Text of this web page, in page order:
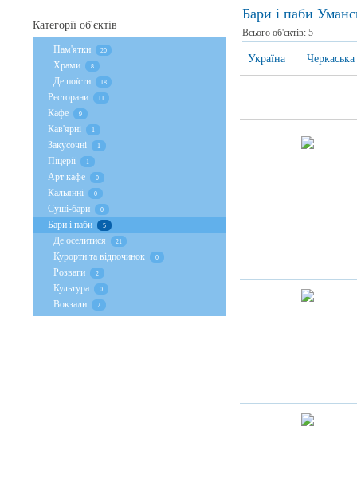
Бари і паби
Всього об'єктів: 5
Україна Черкаська
Категорії об'єктів
Пам'ятки 20
Храми 8
Де поїсти 18
Ресторани 11
Кафе 9
Кав'ярні 1
Закусочні 1
Піцерії 1
Арт кафе 0
Кальянні 0
Суші-бари 0
Бари і паби 5
Де оселитися 21
Курорти та відпочинок 0
Розваги 2
Культура 0
Вокзали 2